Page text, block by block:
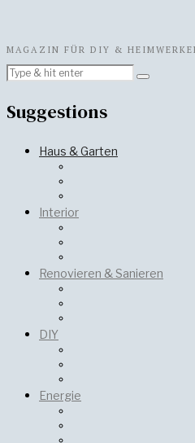
MAGAZIN FÜR DIY &
Suggestions
Haus & Garten
Interior
Renovieren & Sanieren
DIY
Energie